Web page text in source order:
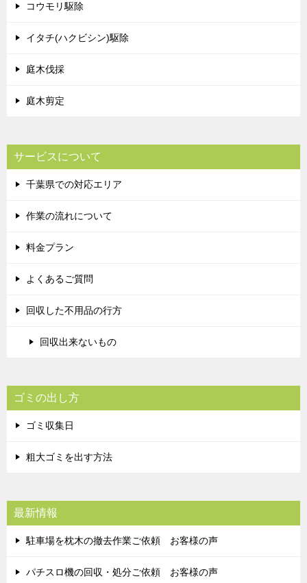
コウモリ駆除
イタチ(ハクビシン)駆除
庭木伐採
庭木剪定
サービスについて
千葉県での対応エリア
作業の流れについて
料金プラン
よくあるご質問
回収した不用品の行方
回収出来ないもの
ゴミの出し方
ゴミ収集日
粗大ゴミを出す方法
最新情報
駐車場を枕木の撤去作業ご依頼 お客様の声
パチスロ機の回収・処分ご依頼 お客様の声